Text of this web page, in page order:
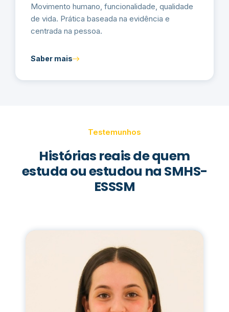
Movimento humano, funcionalidade, qualidade
de vida. Prática baseada na evidência e
centrada na pessoa.
Saber mais
Testemunhos
Histórias reais de quem
estuda ou estudou na SMHS-
ESSSM